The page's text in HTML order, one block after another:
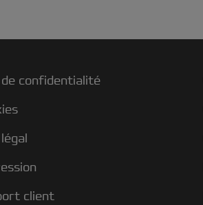
confidentialité
client